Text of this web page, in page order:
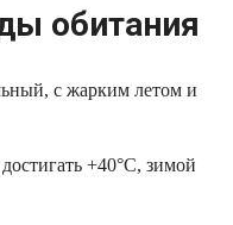
обитания
с жарким летом и
+40°C, зимой